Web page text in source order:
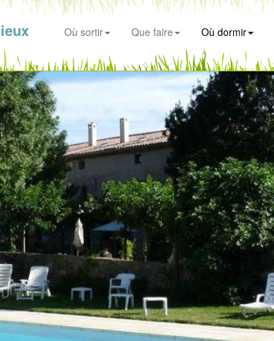
Où sortir Que faire Où dormir